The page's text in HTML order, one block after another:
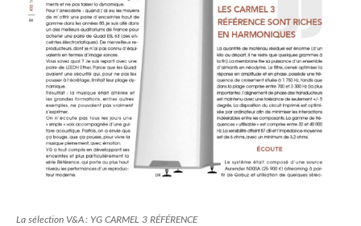
La sélection V&A : YG CARMEL 3 RÉFÉRENCE